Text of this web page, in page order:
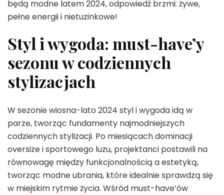
będą modne latem 2024, odpowiedź brzmi: żywe,
pełne energii i nietuzinkowe!
Styl i wygoda: must-have’y
sezonu w codziennych
stylizacjach
W sezonie wiosna-lato 2024 styl i wygoda idą w
parze, tworząc fundamenty najmodniejszych
codziennych stylizacji. Po miesiącach dominacji
oversize i sportowego luzu, projektanci postawili na
równowagę między funkcjonalnością a estetyką,
tworząc modne ubrania, które idealnie sprawdzą się
w miejskim rytmie życia. Wśród must-have’ów